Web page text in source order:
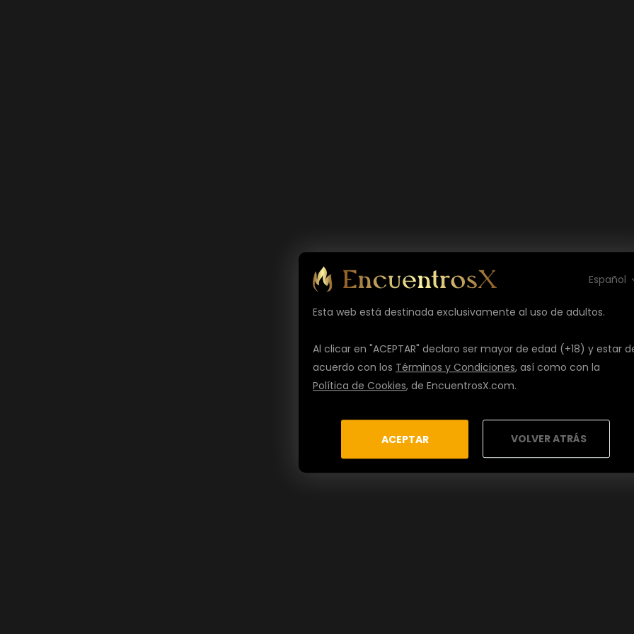
Español
Esta web está destinada exclusivamente al uso de adultos.
Al clicar en "ACEPTAR" declaro ser mayor de edad (+18) y estar
acuerdo con los Términos y Condiciones, así como con la
Política de Cookies, de EncuentrosX.com.
ACEPTAR VOLVER ATRÁS